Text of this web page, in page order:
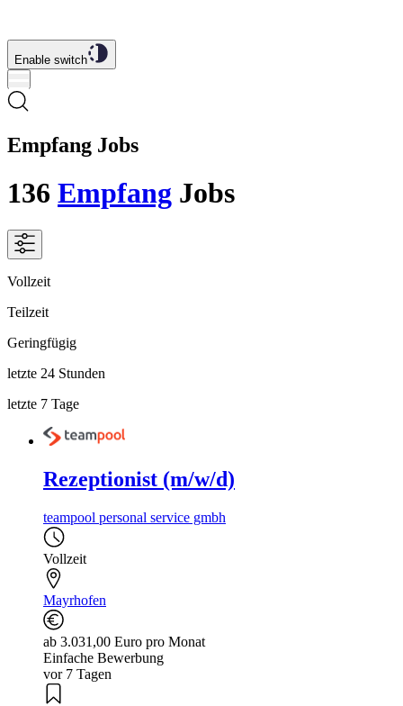
Enable switch
Empfang Jobs
136 Empfang Jobs
Vollzeit
Teilzeit
Geringfügig
letzte 24 Stunden
letzte 7 Tage
Rezeptionist (m/w/d)
teampool personal service gmbh
Vollzeit
Mayrhofen
ab 3.031,00 Euro pro Monat
Einfache Bewerbung
vor 7 Tagen